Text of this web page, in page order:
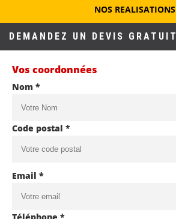
NOS REALISATIONS
DEMANDEZ UN DEVIS GRATUIT
Vos coordonnées
Nom *
Code postal *
Email *